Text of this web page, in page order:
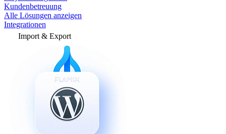
Kundenbetreuung
Alle Lösungen anzeigen
Integrationen
Import & Export